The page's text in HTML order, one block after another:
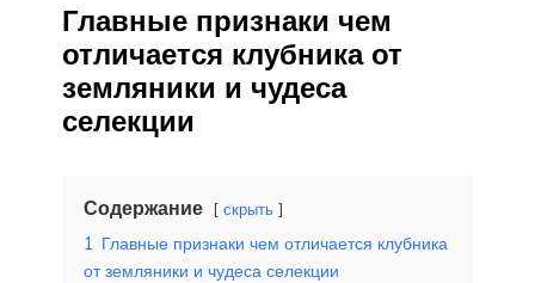
Главные признаки чем
отличается клубника от
земляники и чудеса
селекции
Содержание скрыть
1 Главные признаки чем отличается клубника
от земляники и чудеса селекции